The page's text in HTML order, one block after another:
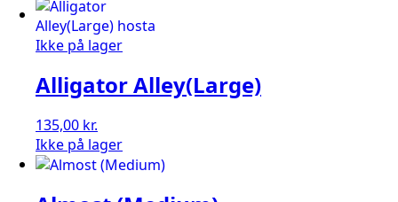
Ikke på lager
Alligator Alley(Large)
135,00 kr.
Ikke på lager